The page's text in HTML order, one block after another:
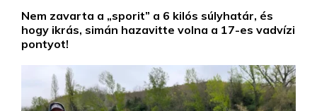
Nem zavarta a „sporit” a 6 kilós súlyhatár, és
hogy ikrás, simán hazavitte volna a 17-es vadvízi
pontyot!